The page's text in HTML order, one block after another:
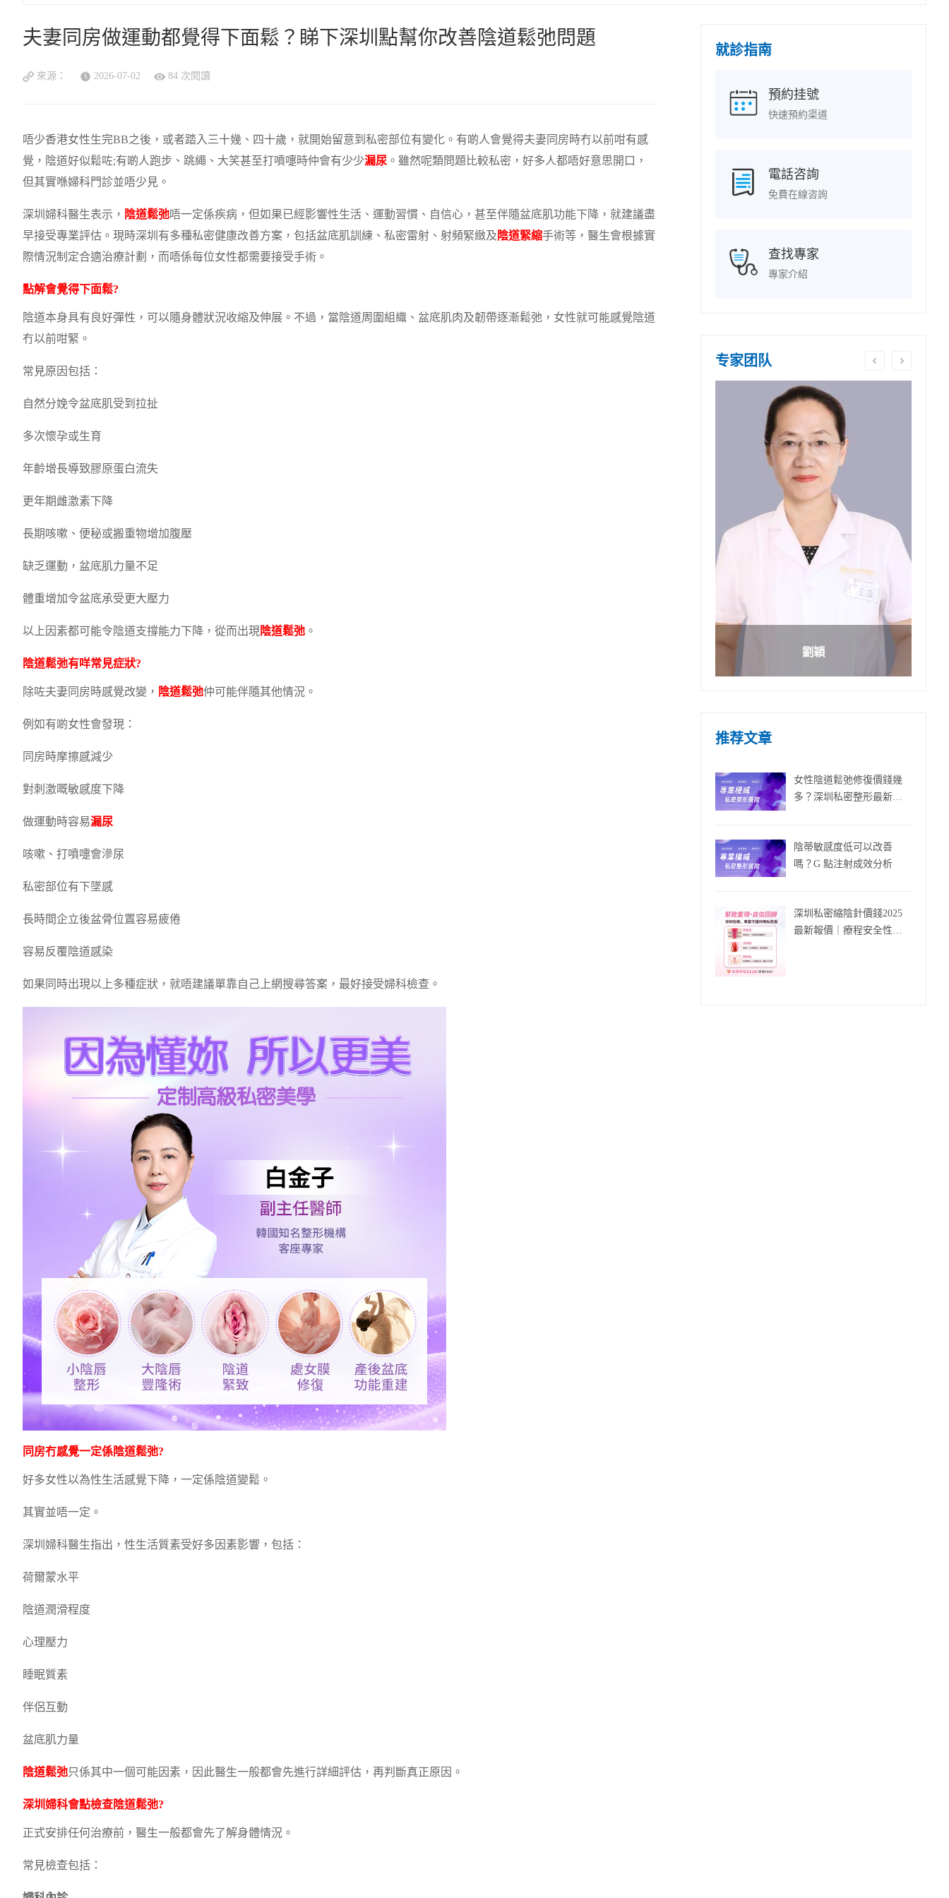
夫妻同房做運動都覺得下面鬆？睇下深圳點幫你改善陰道鬆弛問題
來源： 2026-07-02 84 次閱讀
唔少香港女性生完BB之後，或者踏入三十幾、四十歲，就開始留意到私密部位有變化。有啲人會覺得夫妻同房時冇以前咁有感
覺，陰道好似鬆咗;有啲人跑步、跳繩、大笑甚至打噴嚏時仲會有少少漏尿 。雖然呢類問題比較私密，好多人都唔好意思開口，
但其實喺婦科門診並唔少見。
深圳婦科醫生表示， 陰道鬆弛唔一定係疾病，但如果已經影響性生活、運動習慣、自信心，甚至伴隨盆底肌功能下降，就建議盡
早接受專業評估。現時深圳有多種私密健康改善方案，包括盆底肌訓練、私密雷射、射頻緊緻及 陰道緊縮手術等，醫生會根據實
際情況制定合適治療計劃，而唔係每位女性都需要接受手術。
點解會覺得下面鬆?
陰道本身具有良好彈性，可以隨身體狀況收縮及伸展。不過，當陰道周圍組織、盆底肌肉及韌帶逐漸鬆弛，女性就可能感覺陰道
冇以前咁緊。
常見原因包括：
自然分娩令盆底肌受到拉扯
多次懷孕或生育
年齡增長導致膠原蛋白流失
更年期雌激素下降
長期咳嗽、便秘或搬重物增加腹壓
缺乏運動，盆底肌力量不足
體重增加令盆底承受更大壓力
以上因素都可能令陰道支撐能力下降，從而出現陰道鬆弛 。
陰道鬆弛有咩常見症狀?
除咗夫妻同房時感覺改變， 陰道鬆弛仲可能伴隨其他情況。
例如有啲女性會發現：
同房時摩擦感減少
對刺激嘅敏感度下降
做運動時容易漏尿
咳嗽、打噴嚏會滲尿
私密部位有下墜感
長時間企立後盆骨位置容易疲倦
容易反覆陰道感染
如果同時出現以上多種症狀，就唔建議單靠自己上網搜尋答案，最好接受婦科檢查。
同房冇感覺一定係陰道鬆弛?
好多女性以為性生活感覺下降，一定係陰道變鬆。
其實並唔一定。
深圳婦科醫生指出，性生活質素受好多因素影響，包括：
荷爾蒙水平
陰道潤滑程度
心理壓力
睡眠質素
伴侶互動
盆底肌力量
陰道鬆弛只係其中一個可能因素，因此醫生一般都會先進行詳細評估，再判斷真正原因。
深圳婦科會點檢查陰道鬆弛?
正式安排任何治療前，醫生一般都會先了解身體情況。
常見檢查包括：
就診指南
預約挂號
快速預約渠道
電話咨詢
免費在線咨詢
查找專家
專家介紹
专家团队
劉穎
推荐文章
女性陰道鬆弛修復價錢幾
多？深圳私密整形最新報
陰蒂敏感度低可以改善
嗎？G 點注射成效分析
深圳私密縮陰針價錢2025
最新報價｜療程安全性＋